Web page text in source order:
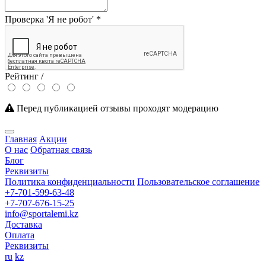
Проверка 'Я не робот' *
Рейтинг /
Перед публикацией отзывы проходят модерацию
Главная Акции
О нас Обратная связь
Блог
Реквизиты
Политика конфиденциальности Пользовательское соглашение
+7-701-599-63-48
+7-707-676-15-25
info@sportalemi.kz
Доставка
Оплата
Реквизиты
ru kz